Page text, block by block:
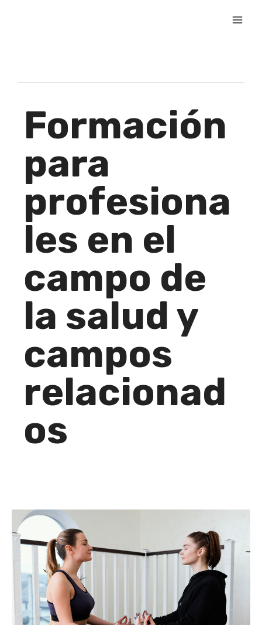
Formación
para
profesiona
les en el
campo de
la salud y
campos
relacionad
os